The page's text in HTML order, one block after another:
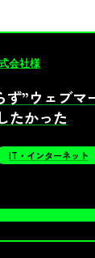
会社様
ず”ウェブマ
たかった
IT・インターネット